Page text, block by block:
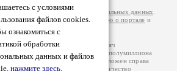
с условиями
файлов cookies.
ознакомиться с
обработки
данных и файлов
нажмите здесь.
Политики обработки персональных данных
более подробнуюинформацию о портале и
Проза.ру – порядка 100 тысяч
сумме просматривают более полумиллиона
посещаемости, который расположен справа
графе указано по две цифры: количество